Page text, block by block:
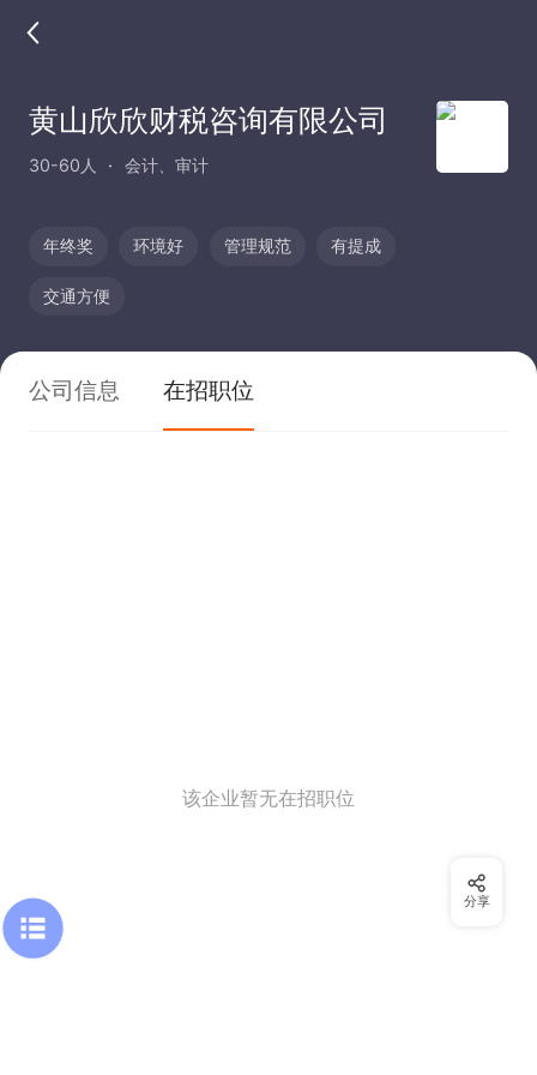
黄山欣欣财税咨询有限公司
30-60人 会计、审计
年终奖 环境好 管理规范 有提成
交通方便
公司信息 在招职位
该企业暂无在招职位
分享